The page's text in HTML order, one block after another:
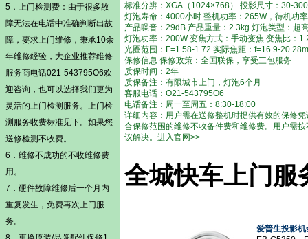
5． 上门检测费 ：由于很多故
障无法在电话中准确判断出故
障，要求上门维修，秉承10余
年维修经验，大企业推荐维修
服务商电话021-543795O6欢
迎咨询，也可以选择我们更为
灵活的上门检测 服务。 上门检
测 服务收费标准见下。如果您
送修检测不收费。
6．维修不成功的不收维修费
用。
7．硬件故障维修后一个月内
重复发生，免费再次上门服
务。
标准分辨：XGA（1024×768） 投影尺寸：30-
灯泡寿命：4000小时 整机功率：265W，待机功
产品噪音：29dB 产品重量：2.3kg 灯泡类型：超
灯泡功率：200W 变焦方式：手动变焦 变焦比：
光圈范围：F=1.58-1.72 实际焦距：f=16.9-
保修信息 保修政策：全国联保，享受三包服务
质保时间：2年
质保备注：有限城市上门，灯泡6个月
客服电话：O21-543795O6
电话备注：周一至周五：8:30-18:00
详细内容：用户需在送修整机时提供有效的保修
合保修范围的维修不收备件费和维修费。用户需
议解决。进入官网>>
全城快车上门服
爱普生投影